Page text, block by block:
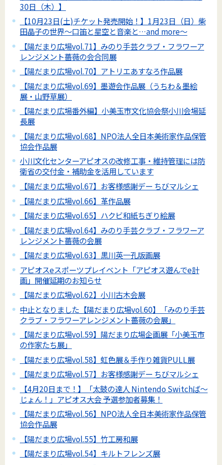
30日（木）】
【10月23日(土)チケット発売開始！】1月23日（日）柴
田晶子の世界～口笛と星空と音楽と…and more～
【陽だまり広場vol.71】みのり手芸クラブ・フラワーア
レンジメント薔薇の会合同展
【陽だまり広場vol.70】アトリエあすなろ作品展
【陽だまり広場vol.69】墨遊会作品展（うちわ＆墨絵
展・山野草展）
【陽だまり広場番外編】小美玉市文化協会祭小川会場延
長展
【陽だまり広場vol.68】NPO法人全日本美術家作品保管
協会作品展
小川文化センターアピオスの改修工事・維持管理には防
衛省の交付金・補助金を活用しています
【陽だまり広場vol.67】お客様感謝デー ちびマルシェ
【陽だまり広場vol.66】革作品展
【陽だまり広場vol.65】ハクビ和紙ちぎり絵展
【陽だまり広場vol.64】みのり手芸クラブ・フラワーア
レンジメント薔薇の会展
【陽だまり広場vol.63】黒川英一孔版画展
アピオスeスポーツプレイベント「アピオス遊んでe計
画」開催延期のお知らせ
【陽だまり広場vol.62】小川古木会展
中止となりました【陽だまり広場vol.60】「みのり手芸
クラブ・フラワーアレンジメント薔薇の会展」
【陽だまり広場vol.59】陽だまり広場企画展「小美玉市
の作家たち展」
【陽だまり広場vol.58】虹色展＆手作り雑貨PULL展
【陽だまり広場vol.57】お客様感謝デー ちびマルシェ
【4月20日まで！】「太鼓の達人 Nintendo Switchば～
じょん！」アピオス大会 予選参加者募集！
【陽だまり広場vol.56】NPO法人全日本美術家作品保管
協会作品展
【陽だまり広場vol.55】竹工房和展
【陽だまり広場vol.54】キルトフレンズ展